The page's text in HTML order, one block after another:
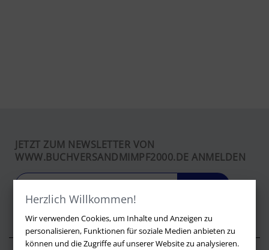
Herzlich Willkommen!
Wir verwenden Cookies, um Inhalte und Anzeigen zu
personalisieren, Funktionen für soziale Medien anbieten zu
können und die Zugriffe auf unserer Website zu analysieren.
JETZT ZUM NEWSLETTER VON
WWW.BUCHVERSANDMIMPF2000.DE ANMELDEN